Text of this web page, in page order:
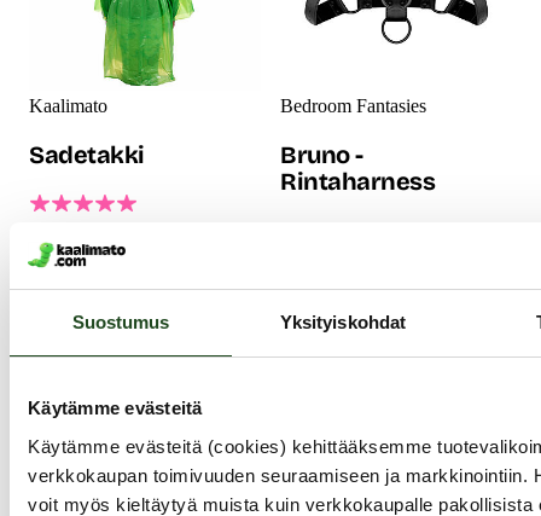
Suostumus Yksityiskohdat
Käytämme evästeitä
Käytämme evästeitä (cookies) kehittääksemme
verkkokaupan toimivuuden seuraamiseen ja markkinointiin.
voit myös kieltäytyä muista kuin verkkokaupalle pakollisista
Kaalimato
Sadetakki
RAJOITETTU ERÄ!
Raikkaan vihreä Kaalimato-
sadetakki on erittäin
käytöllinen asuste Suomen
kertakäyttösadetakki on 0,035
paksumpi kuin yleensä
kertakäyttösadetakit ovat ja
siksi se kestää useita
käyttökertoja!
7.99 €
Bedroom Fantasies
Bruno -
Rintaharness
henkiseen seksiin.
valmistetut valjaat ovat
27.99 €